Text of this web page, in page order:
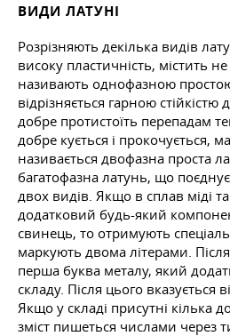
ВИДИ ЛАТУНІ
Розрізняють декілька видів
високу пластичність, містить
називають однофазною
відрізняється гарною
добре протистоїть перепадам
добре кується і прокочується,
називається двофазна проста
багатофазна латунь, що
двох видів. Якщо в сплав міді
додатковий будь-який
свинець, то отримують
маркують двома літерами.
перша буква металу, який
складу. Після цього вказується
Якщо у складі присутні кілька
зміст пишеться числами через